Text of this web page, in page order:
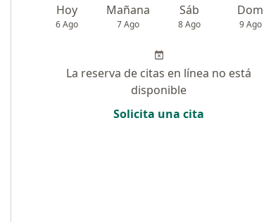
Hoy
6 Ago
Mañana
7 Ago
Sáb
8 Ago
Dom
9 Ago
La reserva de citas en línea no está
disponible
Solicita una cita